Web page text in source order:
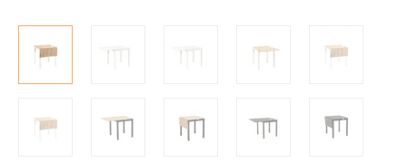
Säilytys
Matot